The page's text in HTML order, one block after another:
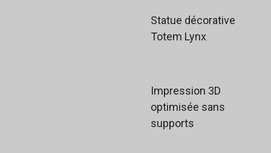
Statue décorative
Totem Lynx
Impression 3D
optimisée sans
supports